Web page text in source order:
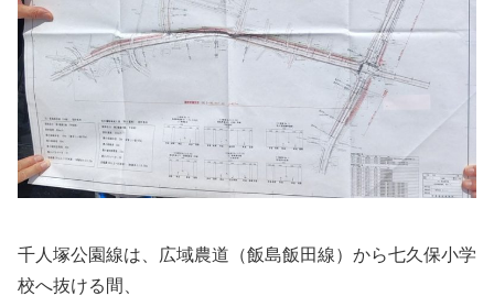
千人塚公園線は、広域農道（飯島飯田線）から七久保小学
校へ抜ける間、